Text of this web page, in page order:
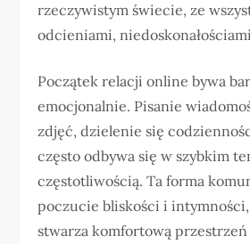
rzeczywistym świecie, ze
odcieniami,
Początek relacji online bywa
emocjonalnie. Pisanie
zdjęć, dzielenie się
często odbywa się w szybkim
częstotliwością. Ta forma
poczucie bliskości i
stwarza komfortową przestrzeń